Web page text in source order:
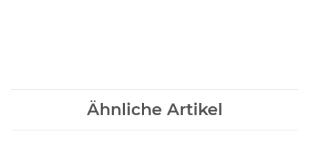
Ähnliche Artikel